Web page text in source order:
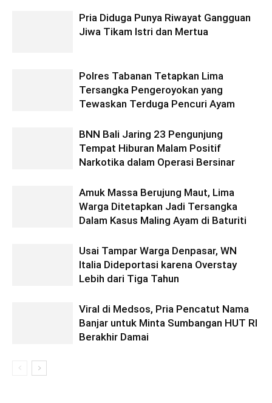
Pria Diduga Punya Riwayat Gangguan
Jiwa Tikam Istri dan Mertua
Polres Tabanan Tetapkan Lima
Tersangka Pengeroyokan yang
Tewaskan Terduga Pencuri Ayam
BNN Bali Jaring 23 Pengunjung
Tempat Hiburan Malam Positif
Narkotika dalam Operasi Bersinar
Amuk Massa Berujung Maut, Lima
Warga Ditetapkan Jadi Tersangka
Dalam Kasus Maling Ayam di Baturiti
Usai Tampar Warga Denpasar, WN
Italia Dideportasi karena Overstay
Lebih dari Tiga Tahun
Viral di Medsos, Pria Pencatut Nama
Banjar untuk Minta Sumbangan HUT RI
Berakhir Damai